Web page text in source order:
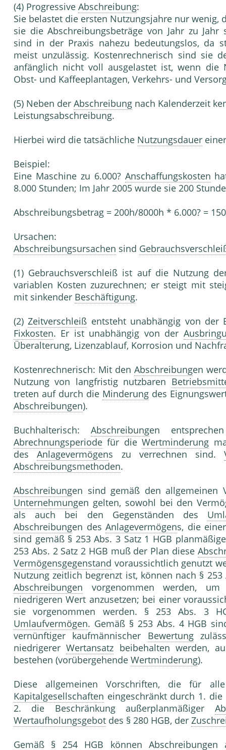
(4) Progressive Abschreibung:
Sie belastet die ersten Nutzungsjahre nur
sie die Abschreibungsbeträge von Jahr zu
sind in der Praxis nahezu bedeutungslos, da
meist unzulässig. Kostenrechnerisch sind sie
anfänglich nicht voll ausgelastet ist, wenn die
Obst- und Kaffeeplantagen, Verkehrs- und
(5) Neben der Abschreibung nach Kalenderzeit
Leistungsabschreibung.
Hierbei wird die tatsächliche Nutzungsdauer
Beispiel:
Eine Maschine zu 6.000? Anschaffungskosten
8.000 Stunden; Im Jahr 2005 wurde sie 200
Abschreibungsbetrag = 200h/8000h * 6.000? =
Ursachen:
Abschreibungsursachen sind
(1) Gebrauchsverschleiß ist auf die Nutzung
variablen Kosten zuzurechnen; er steigt mit
mit sinkender Beschäftigung.
(2)Zeitverschleiß entsteht unabhängig von der
Fixkosten. Er ist unabhängig von der
Überalterung, Lizenzablauf, Korrosion und
Kostenrechnerisch: Mit den Abschreibungen
Nutzung von langfristig nutzbaren
treten auf durch die Minderung des
Abschreibungen).
Buchhalterisch: Abschreibungen
Abrechnungsperiode für dieWertminderung
desAnlagevermögens zu verrechnen sind.
Abschreibungsmethoden.
Abschreibungen sind gemäß den allgemeinen
Unternehmungen gelten, sowohl bei den
als auch bei den Gegenständen des
Abschreibungen des Anlagevermögens, die
sind gemäß § 253 Abs. 3 Satz 1 HGB
253 Abs. 2 Satz 2 HGB muß der Plan diese
Vermögensgegenstand voraussichtlich genutzt
Nutzung zeitlich begrenzt ist, können nach §
Abschreibungen vorgenommen werden, um
niedrigeren Wert anzusetzen; bei einer
sie vorgenommen werden. § 253 Abs. 3
Umlaufvermögen. Gemäß § 253 Abs. 4 HGB
vernünftiger kaufmännischer Bewertung
niedrigererWertansatz beibehalten werden,
bestehen (vorübergehende Wertminderung).
Diese allgemeinen Vorschriften, die für
Kapitalgesellschaften eingeschränkt durch 1.
2. die Beschränkung außerplanmäßiger
Wertaufholungsgebot des § 280 HGB, der
Gemäß § 254 HGB können Abschreibungen